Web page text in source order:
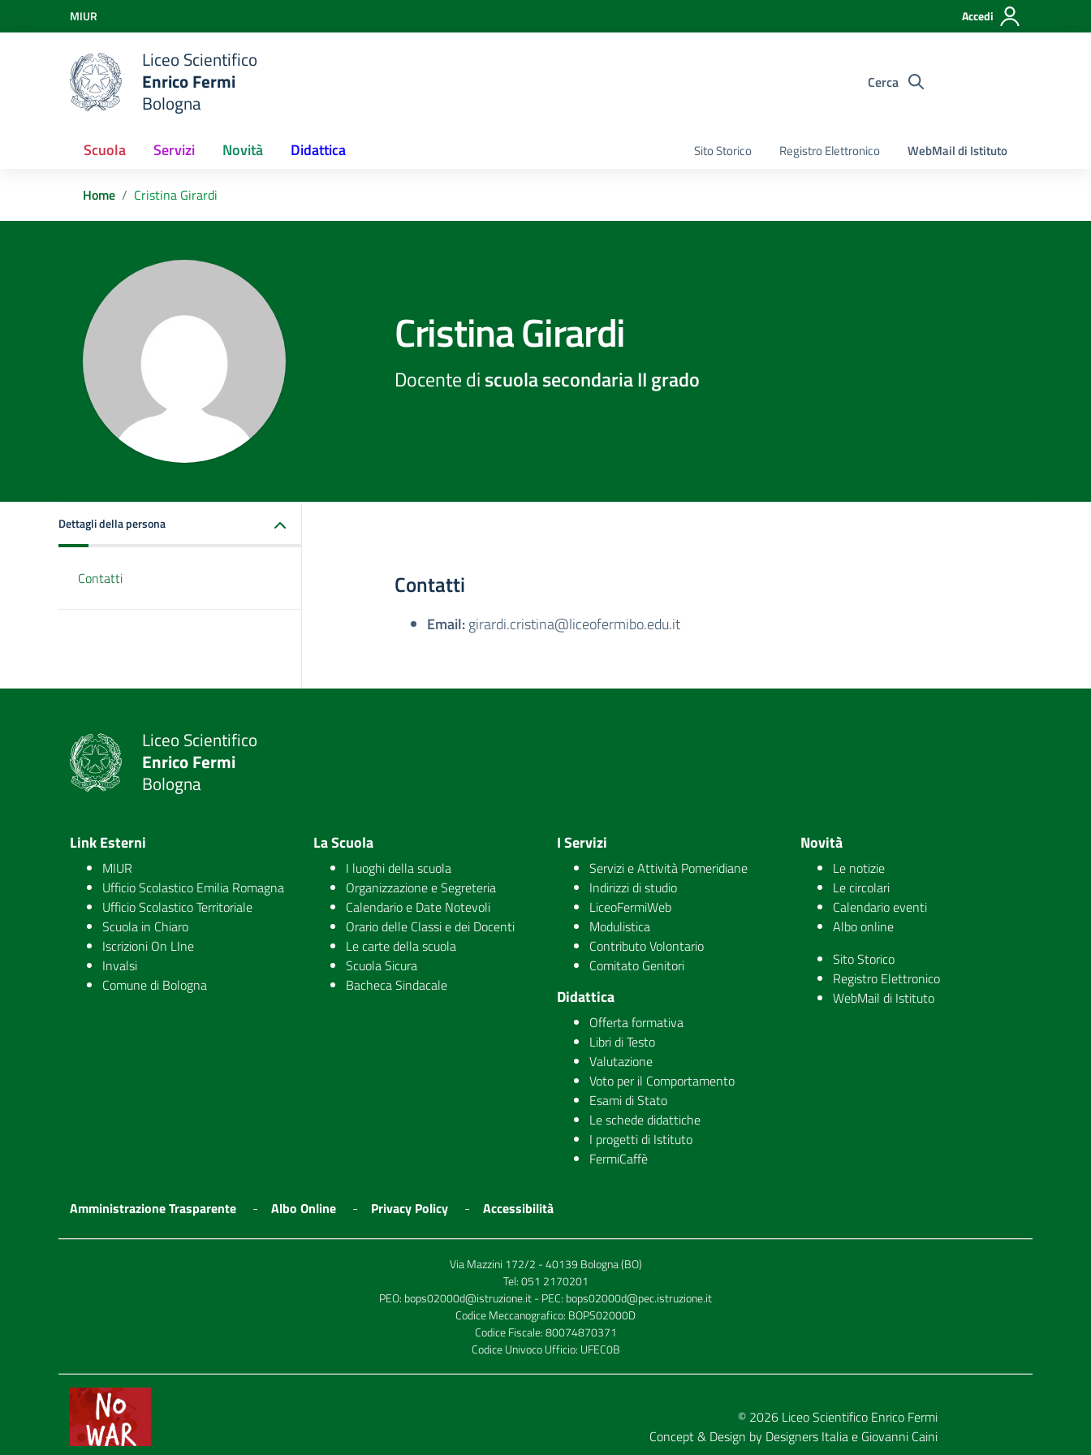
Vai ai contenuti
Vai al menu di navigazione
Vai al footer
MIUR Accedi
Liceo Scientifico
Enrico Fermi
Bologna
Cerca
Sito Storico Registro Elettronico WebMail di Istituto
Scuola Servizi Novità Didattica
Home Cristina Girardi
Cristina Girardi
Docente discuola secondaria II grado
Dettagli della persona
Contatti Contatti
Email:girardi.cristina@liceofermibo.edu.it
Liceo Scientifico
Enrico Fermi
Bologna
Link Esterni
MIUR
Ufficio Scolastico Emilia Romagna
Ufficio Scolastico Territoriale
Scuola in Chiaro
Iscrizioni On LIne
Invalsi
Comune di Bologna
La Scuola
I luoghi della scuola
Organizzazione e Segreteria
Calendario e Date Notevoli
Orario delle Classi e dei Docenti
Le carte della scuola
Scuola Sicura
Bacheca Sindacale
I Servizi
Servizi e Attività Pomeridiane
Indirizzi di studio
LiceoFermiWeb
Modulistica
Contributo Volontario
Comitato Genitori
Didattica
Offerta formativa
Libri di Testo
Valutazione
Voto per il Comportamento
Esami di Stato
Le schede didattiche
I progetti di Istituto
FermiCaffè
Novità
Le notizie
Le circolari
Calendario eventi
Albo online
Sito Storico
Registro Elettronico
WebMail di Istituto
Amministrazione Trasparente Albo Online Privacy Policy Accessibilità
Via Mazzini 172/2 - 40139 Bologna (BO)
Tel:051 2170201
PEO: bops02000d@istruzione.it- PEC: bops02000d@pec.istruzione.it
Codice Meccanografico: BOPS02000D
Codice Fiscale: 80074870371
Codice Univoco Ufficio: UFEC0B
© 2026 Liceo Scientifico Enrico Fermi
Concept & Design by Designers Italiae Giovanni Caini